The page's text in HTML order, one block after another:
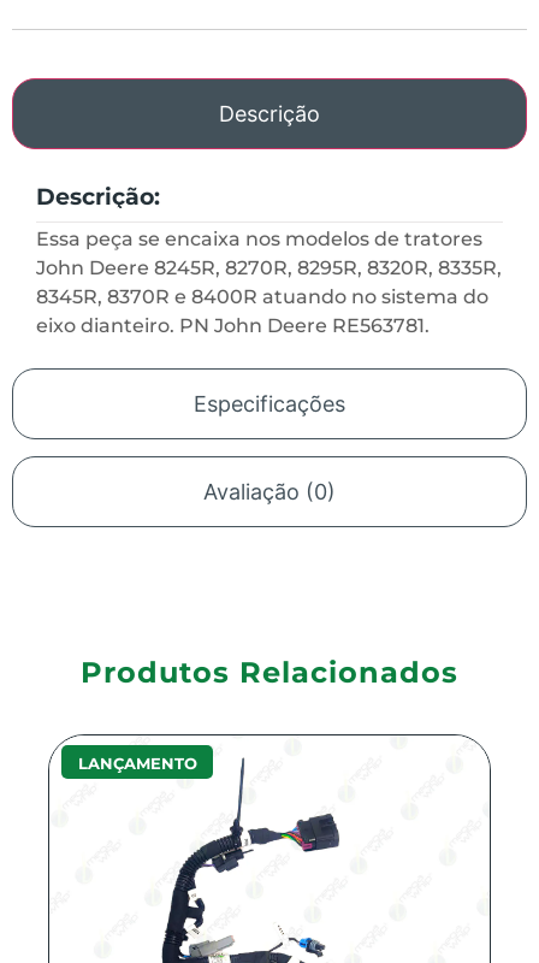
Descrição
Especificações
Avaliação (0)
Descrição:
Essa peça se encaixa nos modelos de tratores
John Deere 8245R, 8270R, 8295R, 8320R, 8335R,
8345R, 8370R e 8400R atuando no sistema do
eixo dianteiro. PN John Deere RE563781.
Produtos Relacionados
LANÇAMENTO